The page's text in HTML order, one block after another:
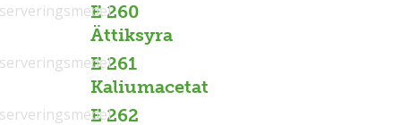
E 260
Ättiksyra
E 261
Kaliumacetat
E 262